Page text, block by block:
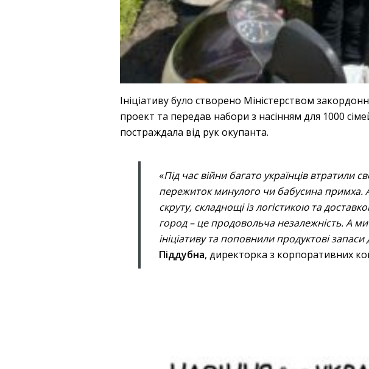
Ініціативу було створено Міністерством
проект та передав набори з насінням для 1000
постраждала від рук окупанта.
«Під час війни багато українців втратили
пережиток минулого чи бабусина примха.
скруту, складнощі із логістикою та
город – це продовольча незалежність. А
ініціативу та поповнили продуктові
Піддубна, директорка з корпоративних